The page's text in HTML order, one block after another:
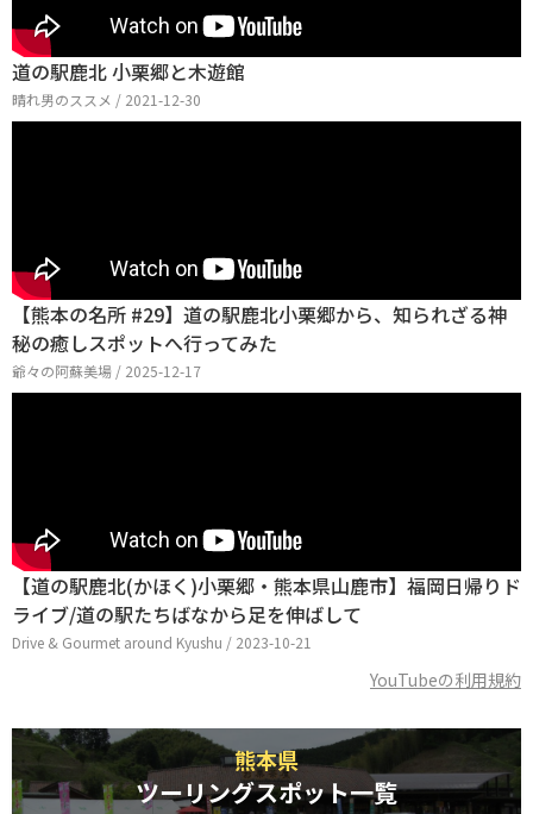
道の駅鹿北 小栗郷と木遊館
晴れ男のススメ / 2021-12-30
【熊本の名所 #29】道の駅鹿北小栗郷から、知られざる神
秘の癒しスポットへ行ってみた
爺々の阿蘇美場 / 2025-12-17
【道の駅鹿北(かほく)小栗郷・熊本県山鹿市】福岡日帰りド
ライブ/道の駅たちばなから足を伸ばして
Drive & Gourmet around Kyushu / 2023-10-21
YouTubeの利用規約
熊本県
ツーリングスポット一覧